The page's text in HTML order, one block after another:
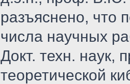
разъяснено, что
числа научных
Докт. техн. наук,
теоретической